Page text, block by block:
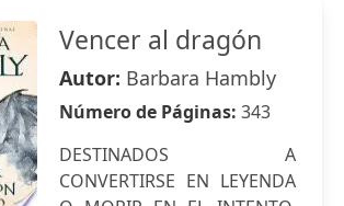
Vencer al dragón
Autor: Barbara Hambly
Número de Páginas: 343
DESTINADOS A
CONVERTIRSE EN LEYENDA